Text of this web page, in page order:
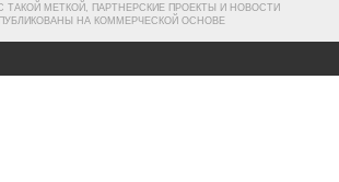
ТАКОЙ МЕТКОЙ, ПАРТНЕРСКИЕ ПРОЕКТЫ И НОВОСТИ
НА КОММЕРЧЕСКОЙ ОСНОВЕ